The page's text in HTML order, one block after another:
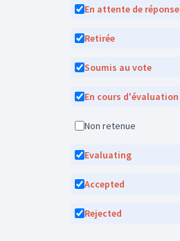
En attente de réponse
Retirée
Soumis au vote
En cours d'évaluation
Non retenue
Evaluating
Accepted
Rejected